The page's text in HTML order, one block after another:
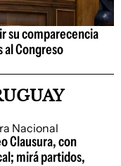
su comparecencia
al Congreso
Clausura, con
mirá partidos,